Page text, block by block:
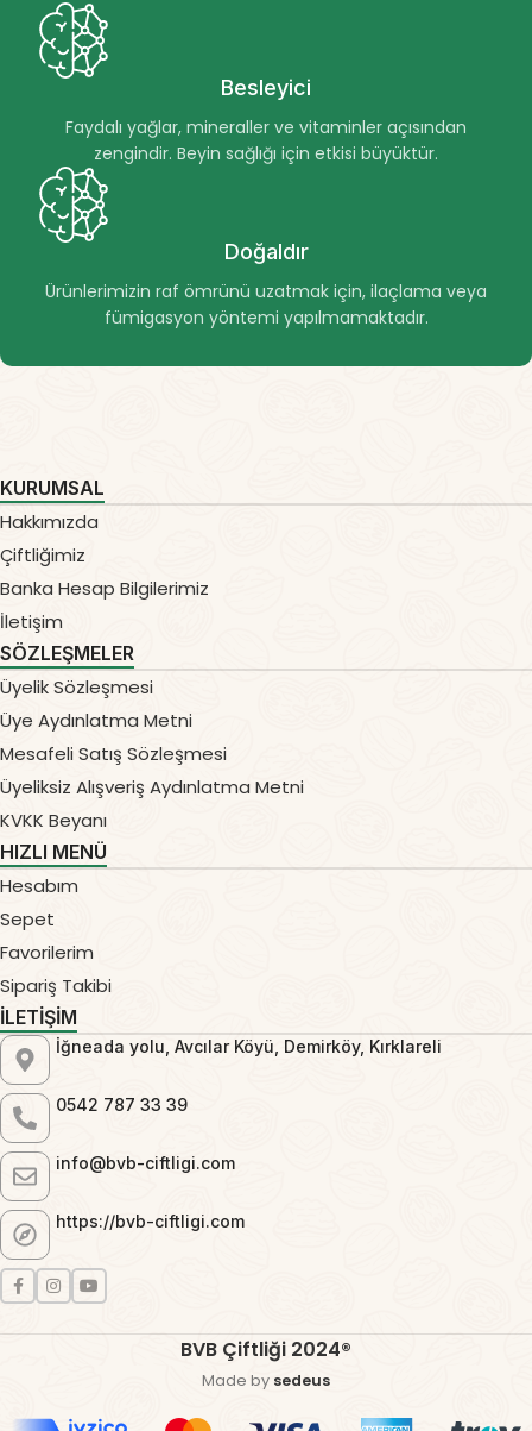
Besleyici
Faydalı yağlar, mineraller ve vitaminler açısından
zengindir. Beyin sağlığı için etkisi büyüktür.
Doğaldır
Ürünlerimizin raf ömrünü uzatmak için, ilaçlama veya
fümigasyon yöntemi yapılmamaktadır.
KURUMSAL
Hakkımızda
Çiftliğimiz
Banka Hesap Bilgilerimiz
İletişim
SÖZLEŞMELER
Üyelik Sözleşmesi
Üye Aydınlatma Metni
Mesafeli Satış Sözleşmesi
Üyeliksiz Alışveriş Aydınlatma Metni
KVKK Beyanı
HIZLI MENÜ
Hesabım
Sepet
Favorilerim
Sipariş Takibi
İLETİŞİM
İğneada yolu, Avcılar Köyü, Demirköy, Kırklareli
0542 787 33 39
info@bvb-ciftligi.com
https://bvb-ciftligi.com
BVB Çiftliği 2024®
Made by sedeus